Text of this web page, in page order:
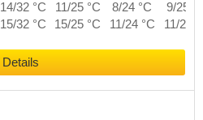
14/32 °C 11/25 °C 8/24 °C
9/25
15/32 °C 15/25 °C 11/24 °C 11/25
Details